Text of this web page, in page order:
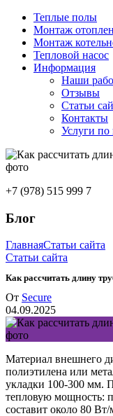
Теплые полы
Монтаж
Монтаж
Тепловой насос
Информация
Наши
Отзывы
Статьи
Контакты
Услуги по
+7 (978) 515 999 7
Блог
ГлавнаяСтатьи сайта
Статьи сайта
Как рассчитать длину
От Secure
04.09.2025
Материал внешнего
полиэтилена или
укладки 100-300 мм.
тепловую мощность:
составит около 80